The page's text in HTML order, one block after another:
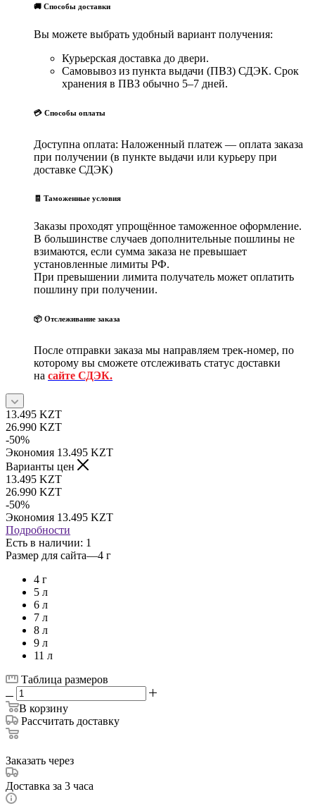
🚚 Способы доставки
Вы можете выбрать удобный вариант получения:
Курьерская доставка до двери.
Самовывоз из пункта выдачи (ПВЗ) СДЭК. Срок
хранения в ПВЗ обычно 5–7 дней.
💳 Способы оплаты
Доступна оплата: Наложенный платеж — оплата заказа
при получении (в пункте выдачи или курьеру при
доставке СДЭК)
🧾 Таможенные условия
Заказы проходят упрощённое таможенное оформление.
В большинстве случаев дополнительные пошлины не
взимаются, если сумма заказа не превышает
установленные лимиты РФ.
При превышении лимита получатель может оплатить
пошлину при получении.
📦 Отслеживание заказа
После отправки заказа мы направляем трек-номер, по
которому вы сможете отслеживать статус доставки
на сайте СДЭК.
13.495 KZT
26.990 KZT
-50%
Экономия 13.495 KZT
Варианты цен
13.495 KZT
26.990 KZT
-50%
Экономия 13.495 KZT
Подробности
Есть в наличии: 1
Размер для сайта—4 г
4 г
5 л
6 л
7 л
8 л
9 л
11 л
Таблица размеров
В корзину
Рассчитать доставку
Заказать через
Доставка за 3 часа